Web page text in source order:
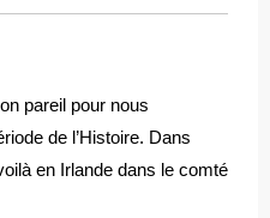
pareil pour nous
de l’Histoire. Dans
en Irlande dans le comté